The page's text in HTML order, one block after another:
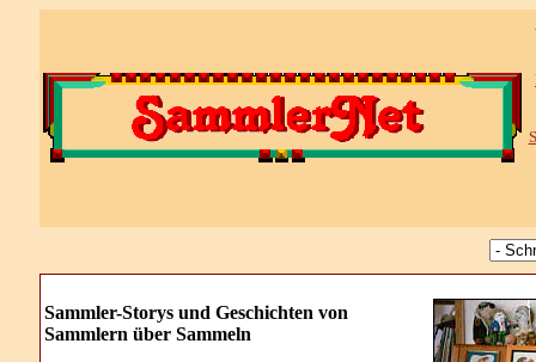
Sammler-Storys und Geschichten von
Sammlern über Sammeln